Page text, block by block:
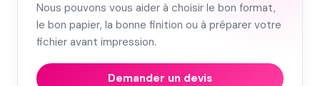
Nous pouvons vous aider à choisir le bon format,
le bon papier, la bonne finition ou à préparer votre
fichier avant impression.
Demander un devis